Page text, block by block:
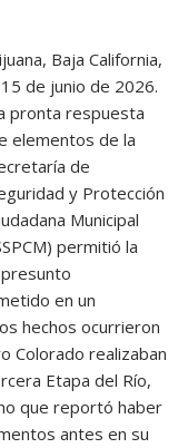
Baja California,
de junio de 2026.
pronta respuesta
elementos de la
de
y Protección
Municipal
permitió la
en un
hechos ocurrieron
Colorado realizaban
Etapa del Río,
que reportó haber
antes en su